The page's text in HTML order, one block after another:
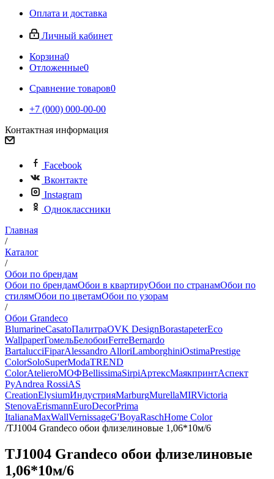
Оплата и доставка
Личный кабинет
Корзина0
Отложенные0
Сравнение товаров0
+7 (000) 000-00-00
Контактная информация
Facebook
Вконтакте
Instagram
Одноклассники
Главная
/
Каталог
/
Обои по брендам
Обои по брендамОбои в квартируОбои по странамОбои по
стилямОбои по цветамОбои по узорам
/
Обои Grandeco
BlumarineCasatoПалитраOVK DesignBorastapeterEco
WallpaperГомельБелобоиFerreBernardo
BartalucciFiparAlessandro AlloriLamborghiniOstimaPrestige
ColorSoloSuperModaTREND
ColorAtelieroМОФBellissimaSirpiАртексМаякпринтАспект
РуAndrea RossiAS
CreationElysiumИндустрияMarburgMurellaMIRVictoria
StenovaErismannEuroDecorPrima
ItalianaMaxWallVernissageG'BoyaRaschHome Color
/TJ1004 Grandeco обои флизелиновые 1,06*10м/6
TJ1004 Grandeco обои флизелиновые
1,06*10м/6